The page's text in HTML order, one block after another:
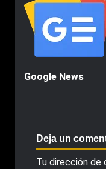
Google News
Deja un
Tu dirección de